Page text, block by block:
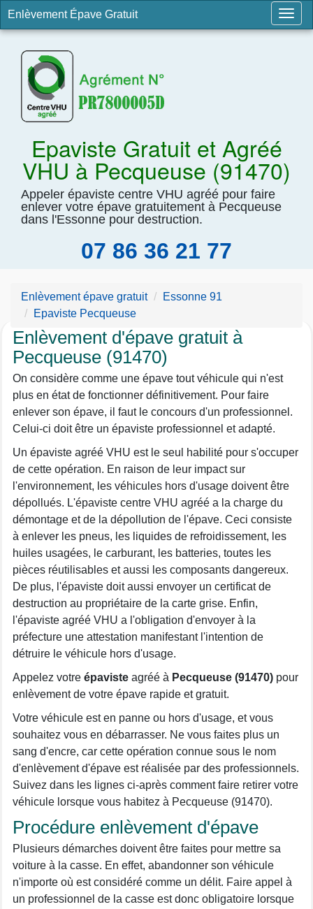
Enlèvement Épave Gratuit
Epaviste Gratuit et Agréé
VHU à Pecqueuse (91470)
Appeler épaviste centre VHU agréé pour faire
enlever votre épave gratuitement à Pecqueuse
dans l'Essonne pour destruction.
07 86 36 21 77
Enlèvement épave gratuit
Essonne 91
Epaviste Pecqueuse
Enlèvement d'épave gratuit à
Pecqueuse (91470)
On considère comme une épave tout véhicule qui n'est
plus en état de fonctionner définitivement. Pour faire
enlever son épave, il faut le concours d'un professionnel.
Celui-ci doit être un épaviste professionnel et adapté.
Un épaviste agréé VHU est le seul habilité pour s'occuper
de cette opération. En raison de leur impact sur
l'environnement, les véhicules hors d'usage doivent être
dépollués. L'épaviste centre VHU agréé a la charge du
démontage et de la dépollution de l'épave. Ceci consiste
à enlever les pneus, les liquides de refroidissement, les
huiles usagées, le carburant, les batteries, toutes les
pièces réutilisables et aussi les composants dangereux.
De plus, l'épaviste doit aussi envoyer un certificat de
destruction au propriétaire de la carte grise. Enfin,
l'épaviste agréé VHU a l'obligation d'envoyer à la
préfecture une attestation manifestant l'intention de
détruire le véhicule hors d'usage.
Appelez votre épaviste agréé à Pecqueuse (91470) pour
enlèvement de votre épave rapide et gratuit.
Votre véhicule est en panne ou hors d'usage, et vous
souhaitez vous en débarrasser. Ne vous faites plus un
sang d'encre, car cette opération connue sous le nom
d'enlèvement d'épave est réalisée par des professionnels.
Suivez dans les lignes ci-après comment faire retirer votre
véhicule lorsque vous habitez à Pecqueuse (91470).
Procédure enlèvement d'épave
Plusieurs démarches doivent être faites pour mettre sa
voiture à la casse. En effet, abandonner son véhicule
n'importe où est considéré comme un délit. Faire appel à
un professionnel de la casse est donc obligatoire lorsque